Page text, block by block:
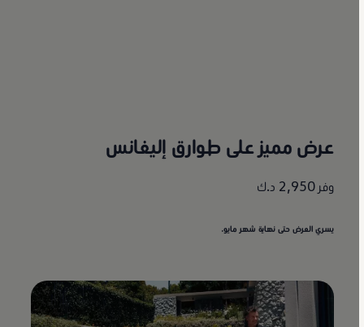
عرض مميز على طوارق إليغانس
وفر 2,950 د.ك
يسري العرض حتى نهاية شهر مايو.